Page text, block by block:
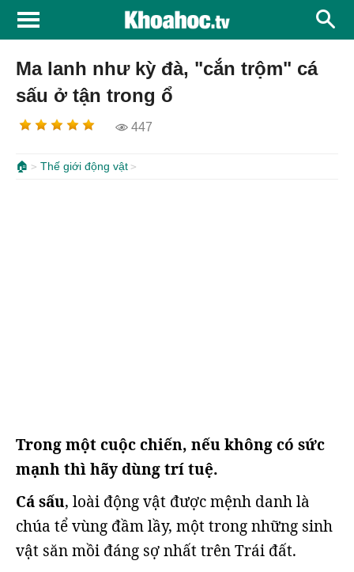
Ma lanh như kỳ đà, "cắn trộm" cá
sấu ở tận trong ổ
447
🏠 Thế giới động vật
Trong một cuộc chiến, nếu không có sức
mạnh thì hãy dùng trí tuệ.
Cá sấu, loài động vật được mệnh danh là
chúa tể vùng đầm lầy, một trong những sinh
vật săn mồi đáng sợ nhất trên Trái đất.